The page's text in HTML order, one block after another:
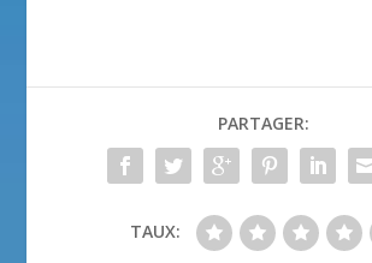
PARTAGER:
TAUX: